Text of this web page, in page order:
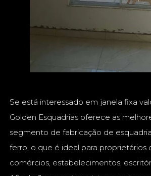
Se está interessado em janela fixa
Golden Esquadrias oferece as
segmento de fabricação de
ferro, o que é ideal para proprietários
comércios, estabelecimentos,